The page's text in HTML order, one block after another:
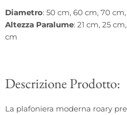
Diametro: 50 cm, 60 cm, 70
Altezza Paralume: 21 cm, 25
cm
Descrizione Prodotto:
La plafoniera moderna roary